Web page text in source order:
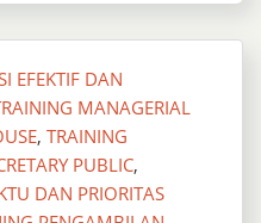
EFEKTIF DAN
MANAGERIAL
, TRAINING
PUBLIC,
DAN PRIORITAS